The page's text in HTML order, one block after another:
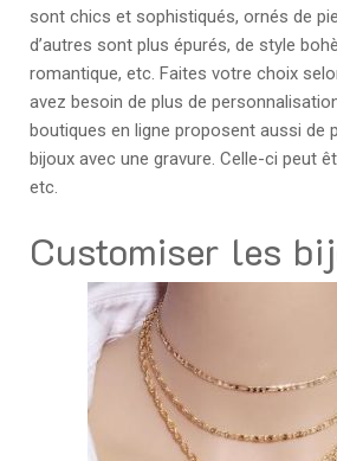
sont chics et sophistiqués, ornés de
d’autres sont plus épurés, de style
romantique, etc. Faites votre choix
avez besoin de plus de
boutiques en ligne proposent aussi de
bijoux avec une gravure. Celle-ci peut
etc.
Customiser les